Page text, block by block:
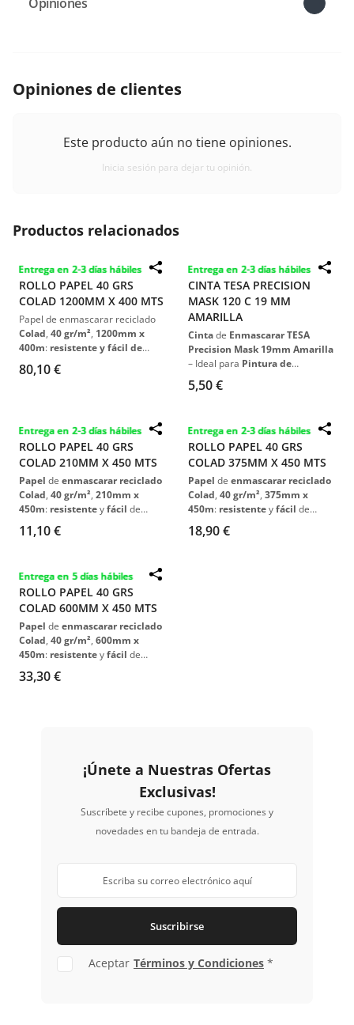
Opiniones de clientes
Este producto aún no tiene opiniones.
Inicia sesión para dejar tu opinión.
Productos relacionados
Entrega en 2-3 días hábiles
ROLLO PAPEL 40 GRS
COLAD 1200MM X 400 MTS
Papel de enmascarar reciclado
Colad, 40 gr/m², 1200mm x
400m: resistente y fácil de
rasgar.
80,10 €
Entrega en 2-3 días hábiles
CINTA TESA PRECISION
MASK 120 C 19 MM
AMARILLA
Cintade Enmascarar TESA
Precision Mask 19mm Amarilla
– Ideal para Pintura de
Precisión
5,50 €
Entrega en 2-3 días hábiles
ROLLO PAPEL 40 GRS
COLAD 210MM X 450 MTS
Papel de enmascarar reciclado
Colad, 40 gr/m², 210mm x
450m: resistenteyfácil de
rasgar.
11,10 €
Entrega en 2-3 días hábiles
ROLLO PAPEL 40 GRS
COLAD 375MM X 450 MTS
Papel de enmascarar reciclado
Colad, 40 gr/m², 375mm x
450m: resistenteyfácil de
rasgar.
18,90 €
Entrega en 5 días hábiles
ROLLO PAPEL 40 GRS
COLAD 600MM X 450 MTS
Papel de enmascarar reciclado
Colad, 40 gr/m², 600mm x
450m: resistenteyfácil de
rasgar.
33,30 €
¡Únete a Nuestras Ofertas
Exclusivas!
Suscríbete y recibe cupones, promociones y
novedades en tu bandeja de entrada.
Suscribirse
Aceptar Términos y Condiciones *